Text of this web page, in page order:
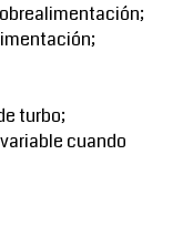
turbo;
cuando